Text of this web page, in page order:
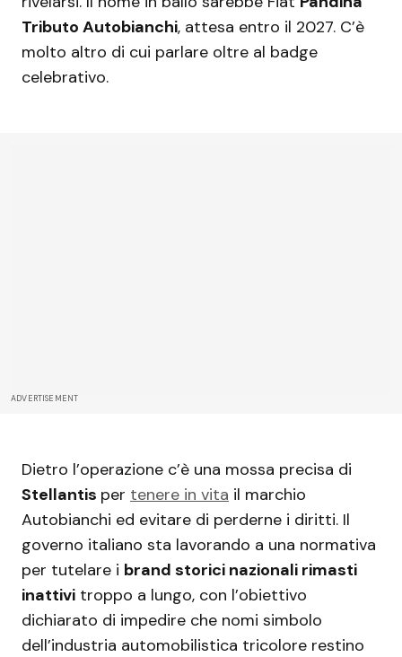
Tributo Autobianchi, attesa entro il 2027. C’è
molto altro di cui parlare oltre al badge
celebrativo.
ADVERTISEMENT
Dietro l’operazione c’è una mossa precisa di
Stellantis per tenere in vita il marchio
Autobianchi ed evitare di perderne i diritti. Il
governo italiano sta lavorando a una normativa
per tutelare i brand storici nazionali rimasti
inattivi troppo a lungo, con l’obiettivo
dichiarato di impedire che nomi simbolo
dell’industria automobilistica tricolore restino